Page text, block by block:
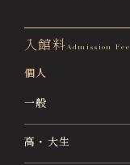
入館料Admission Fee
個人
一般
高・大生